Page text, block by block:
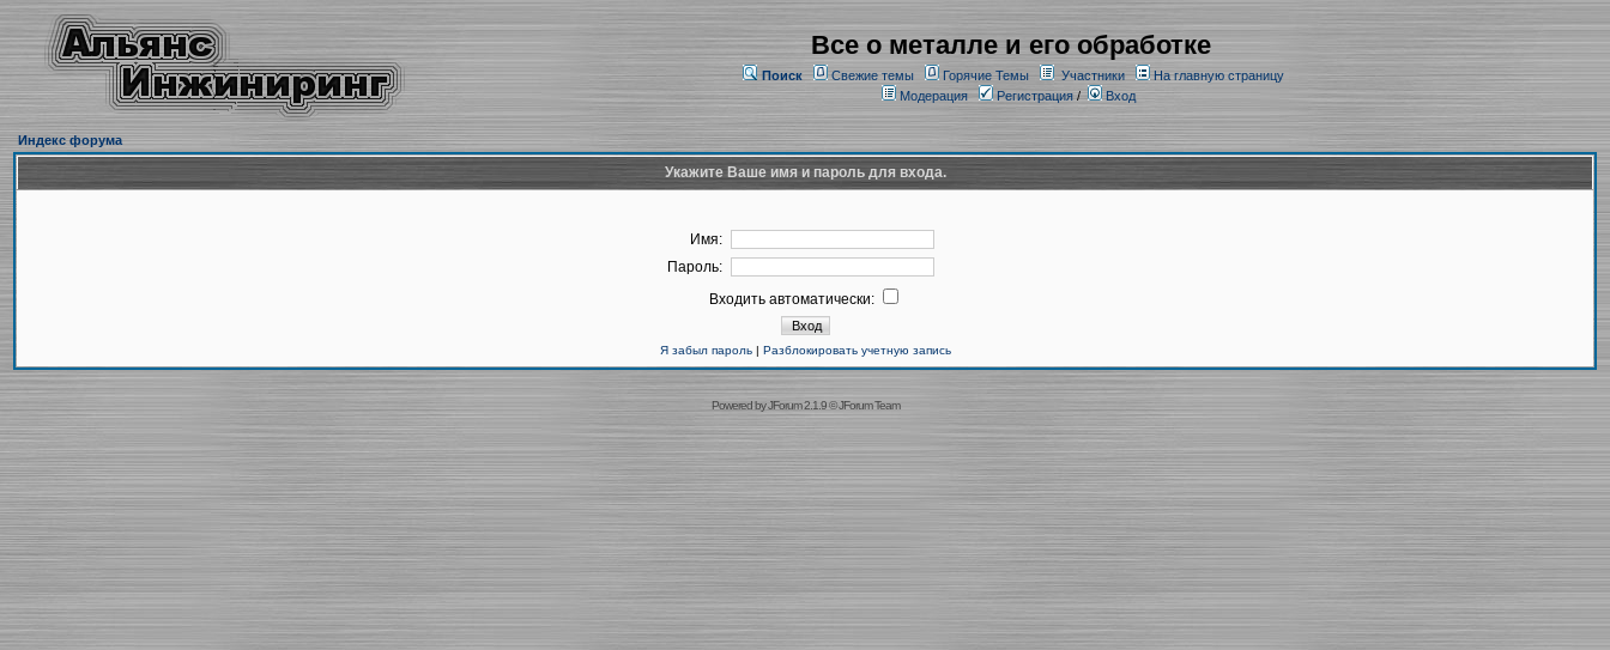
Все о металле и его обработке
Поиск Свежие темы Горячие Темы Участники
На главную страницу
Модерация
Регистрация/ Вход
Индекс форума
Укажите Ваше имя и пароль для входа.
Имя:
Пароль:
Входить автоматически:
Я забыл пароль| Разблокировать учетную запись
Powered byJForum 2.1.9©JForum Team